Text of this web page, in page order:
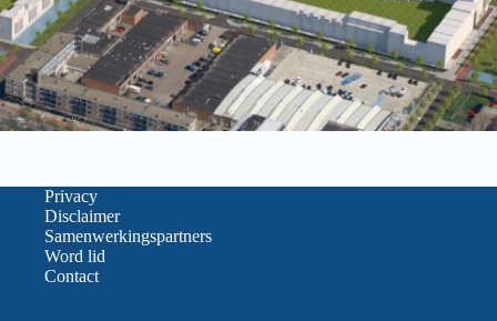
Privacy
Disclaimer
Samenwerkingspartners
Word lid
Contact